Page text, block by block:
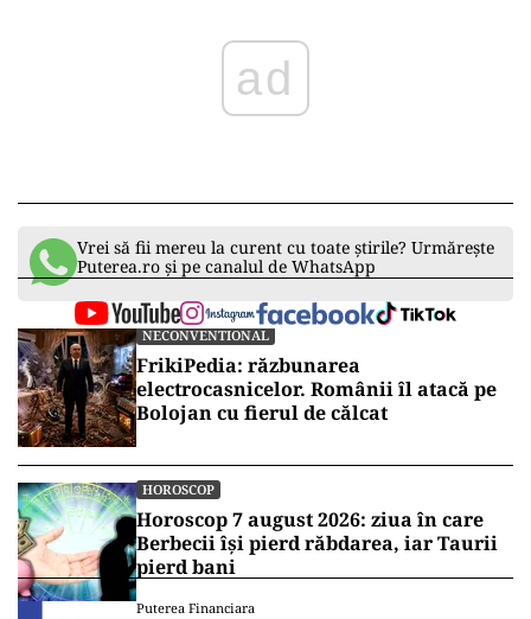
ad
Vrei să fii mereu la curent cu toate știrile? Urmărește
Puterea.ro și pe canalul de WhatsApp
NECONVENTIONAL
FrikiPedia: răzbunarea
electrocasnicelor. Românii îl atacă pe
Bolojan cu fierul de călcat
HOROSCOP
Horoscop 7 august 2026: ziua în care
Berbecii își pierd răbdarea, iar Taurii
pierd bani
Puterea Financiara